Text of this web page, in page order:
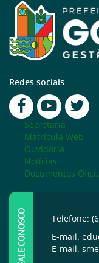
Redes sociais
Secretaria
Matrícula Web
Ouvidoria
Notícias
Documentos
FALE CONOSCO
Telefone:
E-mail:
E-mail: